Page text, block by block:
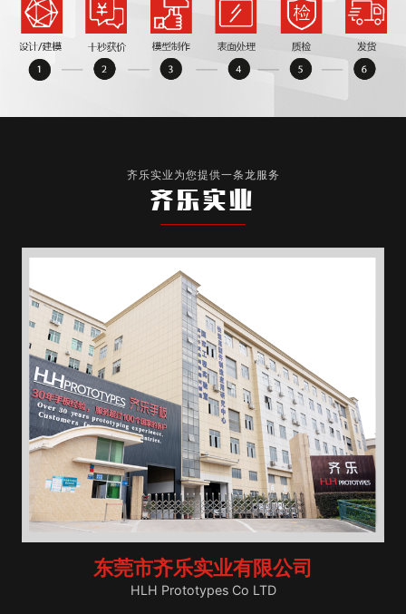
齐乐实业为您提供一条龙服务
齐乐实业
东莞市齐乐实业有限公司
HLH Prototypes Co LTD